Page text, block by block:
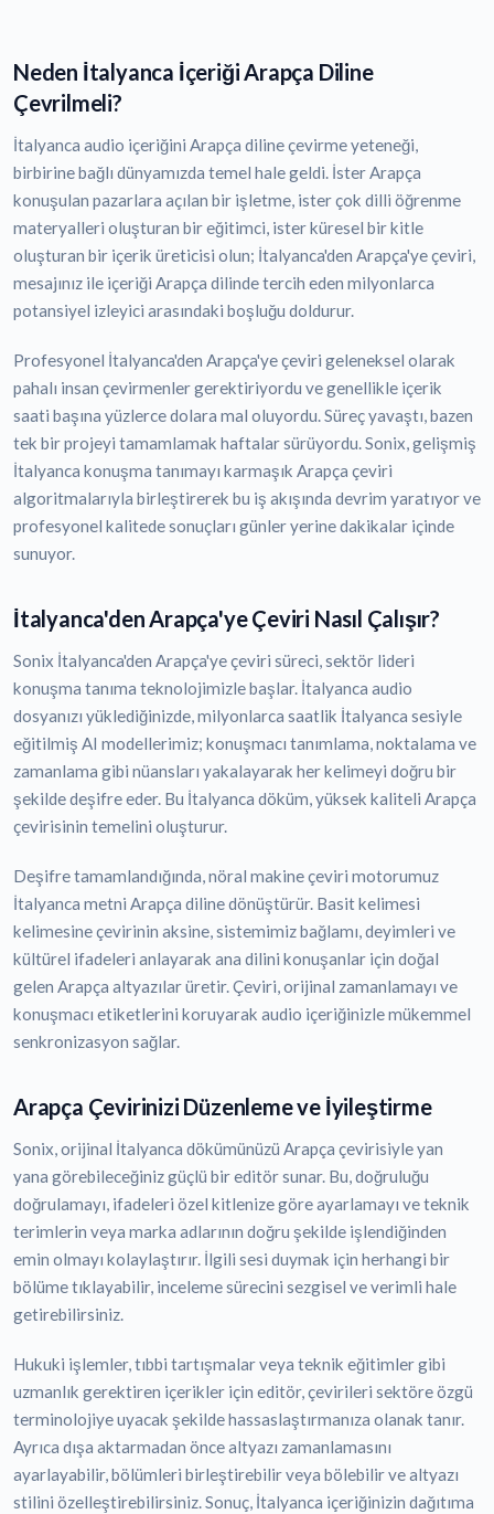
Neden İtalyanca İçeriği Arapça Diline
Çevrilmeli?
İtalyanca audio içeriğini Arapça diline çevirme yeteneği,
birbirine bağlı dünyamızda temel hale geldi. İster Arapça
konuşulan pazarlara açılan bir işletme, ister çok dilli öğrenme
materyalleri oluşturan bir eğitimci, ister küresel bir kitle
oluşturan bir içerik üreticisi olun; İtalyanca'den Arapça'ye çeviri,
mesajınız ile içeriği Arapça dilinde tercih eden milyonlarca
potansiyel izleyici arasındaki boşluğu doldurur.
Profesyonel İtalyanca'den Arapça'ye çeviri geleneksel olarak
pahalı insan çevirmenler gerektiriyordu ve genellikle içerik
saati başına yüzlerce dolara mal oluyordu. Süreç yavaştı, bazen
tek bir projeyi tamamlamak haftalar sürüyordu. Sonix, gelişmiş
İtalyanca konuşma tanımayı karmaşık Arapça çeviri
algoritmalarıyla birleştirerek bu iş akışında devrim yaratıyor ve
profesyonel kalitede sonuçları günler yerine dakikalar içinde
sunuyor.
İtalyanca'den Arapça'ye Çeviri Nasıl Çalışır?
Sonix İtalyanca'den Arapça'ye çeviri süreci, sektör lideri
konuşma tanıma teknolojimizle başlar. İtalyanca audio
dosyanızı yüklediğinizde, milyonlarca saatlik İtalyanca sesiyle
eğitilmiş AI modellerimiz; konuşmacı tanımlama, noktalama ve
zamanlama gibi nüansları yakalayarak her kelimeyi doğru bir
şekilde deşifre eder. Bu İtalyanca döküm, yüksek kaliteli Arapça
çevirisinin temelini oluşturur.
Deşifre tamamlandığında, nöral makine çeviri motorumuz
İtalyanca metni Arapça diline dönüştürür. Basit kelimesi
kelimesine çevirinin aksine, sistemimiz bağlamı, deyimleri ve
kültürel ifadeleri anlayarak ana dilini konuşanlar için doğal
gelen Arapça altyazılar üretir. Çeviri, orijinal zamanlamayı ve
konuşmacı etiketlerini koruyarak audio içeriğinizle mükemmel
senkronizasyon sağlar.
Arapça Çevirinizi Düzenleme ve İyileştirme
Sonix, orijinal İtalyanca dökümünüzü Arapça çevirisiyle yan
yana görebileceğiniz güçlü bir editör sunar. Bu, doğruluğu
doğrulamayı, ifadeleri özel kitlenize göre ayarlamayı ve teknik
terimlerin veya marka adlarının doğru şekilde işlendiğinden
emin olmayı kolaylaştırır. İlgili sesi duymak için herhangi bir
bölüme tıklayabilir, inceleme sürecini sezgisel ve verimli hale
getirebilirsiniz.
Hukuki işlemler, tıbbi tartışmalar veya teknik eğitimler gibi
uzmanlık gerektiren içerikler için editör, çevirileri sektöre özgü
terminolojiye uyacak şekilde hassaslaştırmanıza olanak tanır.
Ayrıca dışa aktarmadan önce altyazı zamanlamasını
ayarlayabilir, bölümleri birleştirebilir veya bölebilir ve altyazı
stilini özelleştirebilirsiniz. Sonuç, İtalyanca içeriğinizin dağıtıma